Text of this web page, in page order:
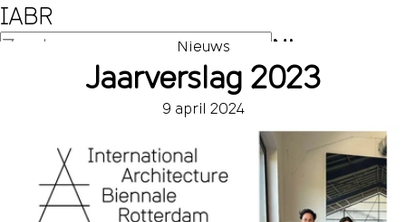
IABR
NL
EN
Nieuws
Jaarverslag 2023
9 april 2024